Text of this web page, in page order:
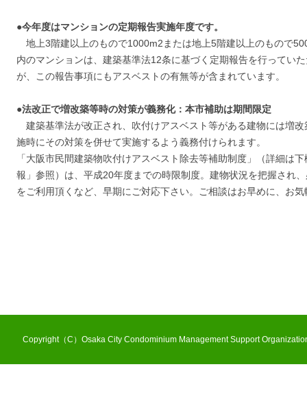
●今年度はマンションの定期報告実施年度です。
地上3階建以上のもので1000m2または地上5階建以上のもので
内のマンションは、建築基準法12条に基づく定期報告を行ってい
が、この報告事項にもアスベストの有無等が含まれています。
●法改正で増改築等時の対策が義務化：本市補助は期間限定
建築基準法が改正され、吹付けアスベスト等がある建物には増改
施時にその対策を併せて実施するよう義務付けられます。
「大阪市民間建築物吹付けアスベスト除去等補助制度」（詳細は
報」参照）は、平成20年度までの時限制度。建物状況を把握され
をご利用頂くなど、早期にご対応下さい。ご相談はお早めに、お気
Copyright（C）Osaka City Condominium Management Support